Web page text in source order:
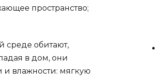
пространство;
среде обитают,
в дом, они
и влажности: мягкую